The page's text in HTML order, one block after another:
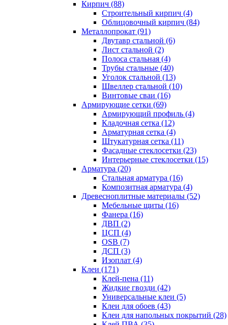
Кирпич (88)
Строительный кирпич (4)
Облицовочный кирпич (84)
Металлопрокат (91)
Двутавр стальной (6)
Лист стальной (2)
Полоса стальная (4)
Трубы стальные (40)
Уголок стальной (13)
Швеллер стальной (10)
Винтовые сваи (16)
Армирующие сетки (69)
Армирующий профиль (4)
Кладочная сетка (12)
Арматурная сетка (4)
Штукатурная сетка (11)
Фасадные стеклосетки (23)
Интерьерные стеклосетки (15)
Арматура (20)
Стальная арматура (16)
Композитная арматура (4)
Древесноплитные материалы (52)
Мебельные щиты (16)
Фанера (16)
ДВП (2)
ЦСП (4)
OSB (7)
ДСП (3)
Изоплат (4)
Клеи (171)
Клей-пена (11)
Жидкие гвозди (42)
Универсальные клеи (5)
Клеи для обоев (43)
Клеи для напольных покрытий (28)